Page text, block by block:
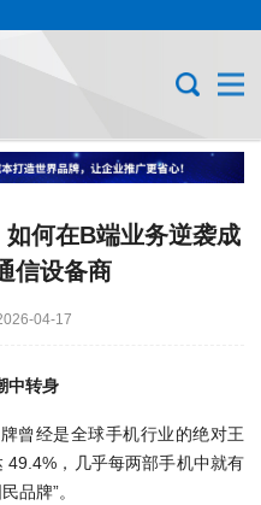
何在B端业务逆袭成
信设备商
04-17
中转身
曾经是全球手机行业的绝对王
，几乎每两部手机中就有
品牌”。